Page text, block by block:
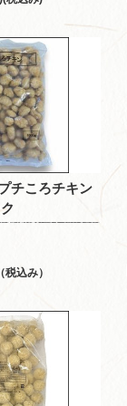
チころチキン
込み）